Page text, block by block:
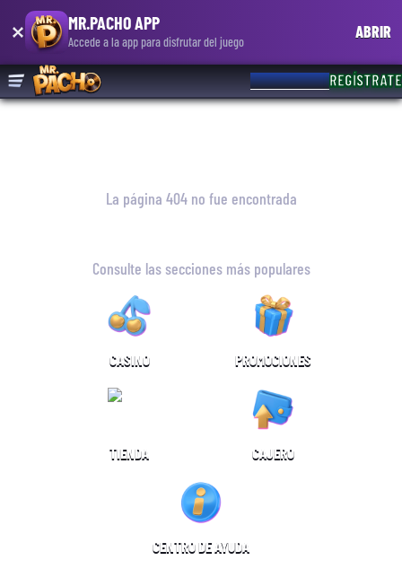
MR.PACHO APP
Accede a la app para disfrutar del juego
ABRIR
INICIA SESIÓNREGÍSTRATE
La página 404 no fue encontrada
Consulte las secciones más populares
CASINO PROMOCIONES
TIENDA CAJERO
CENTRO DE AYUDA